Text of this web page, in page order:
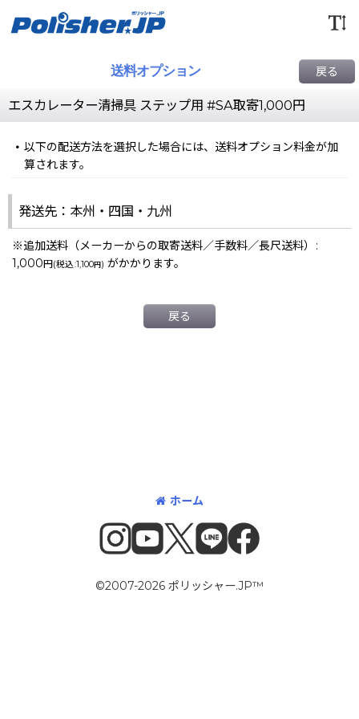
送料オプション 戻る
エスカレーター清掃具 ステップ用 #SA取寄1,000円
以下の配送方法を選択した場合には、送料オプション料金が加
算されます。
発送先：本州・四国・九州
※追加送料（メーカーからの取寄送料／手数料／長尺送料）
:
1,000円(税込:1,100円) がかかります。
戻る
ホーム
©2007-2026 ポリッシャー.JP™